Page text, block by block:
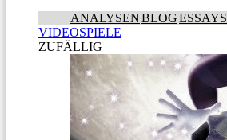
ANALYSENBLOGESSAYS
VIDEOSPIELE
ZUFÄLLIG